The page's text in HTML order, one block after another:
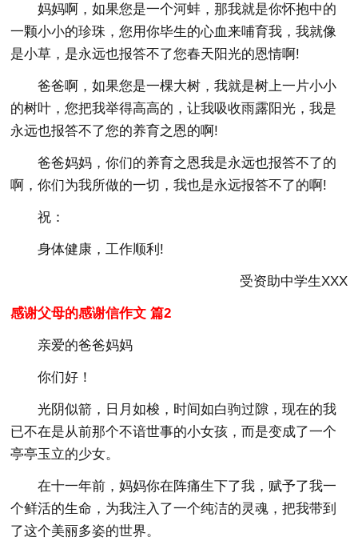
妈妈啊，如果您是一个河蚌，那我就是你怀抱中的
一颗小小的珍珠，您用你毕生的心血来哺育我，我就像
是小草，是永远也报答不了您春天阳光的恩情啊!
爸爸啊，如果您是一棵大树，我就是树上一片小小
的树叶，您把我举得高高的，让我吸收雨露阳光，我是
永远也报答不了您的养育之恩的啊!
爸爸妈妈，你们的养育之恩我是永远也报答不了的
啊，你们为我所做的一切，我也是永远报答不了的啊!
祝：
身体健康，工作顺利!
受资助中学生XXX
感谢父母的感谢信作文 篇2
亲爱的爸爸妈妈
你们好！
光阴似箭，日月如梭，时间如白驹过隙，现在的我
已不在是从前那个不谙世事的小女孩，而是变成了一个
亭亭玉立的少女。
在十一年前，妈妈你在阵痛生下了我，赋予了我一
个鲜活的生命，为我注入了一个纯洁的灵魂，把我带到
了这个美丽多姿的世界。